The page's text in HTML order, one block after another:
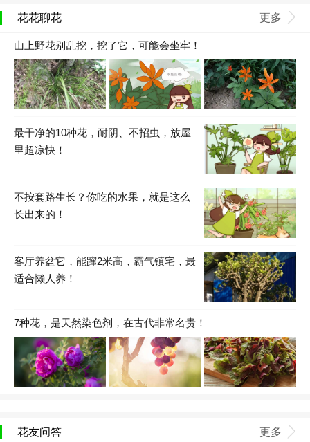
花花聊花 更多
山上野花别乱挖，挖了它，可能会坐牢！
最干净的10种花，耐阴、不招虫，放屋
里超凉快！
不按套路生长？你吃的水果，就是这么
长出来的！
客厅养盆它，能蹿2米高，霸气镇宅，最
适合懒人养！
7种花，是天然染色剂，在古代非常名贵！
花友问答 更多